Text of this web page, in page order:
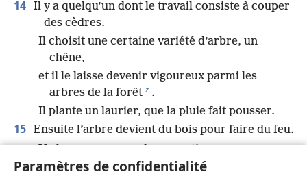
Paramètres de confidentialité
14 Il y a quelqu’un dont le travail consiste à couper
des cèdres.
Il choisit une certaine variété d’arbre, un
chêne,
et il le laisse devenir vigoureux parmi les
arbres de la forêt z .
Il plante un laurier, que la pluie fait pousser.
15 Ensuite l’arbre devient du bois pour faire du feu.
Un homme en prend une partie pour se
chauffer ;